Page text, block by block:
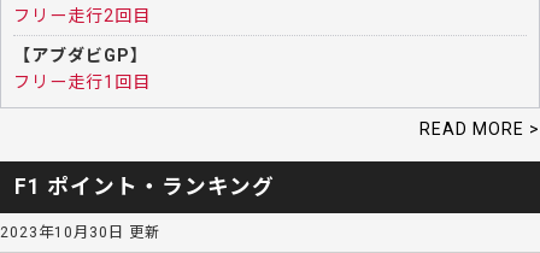
フリー走行2回目
【アブダビGP】
フリー走行1回目
READ MORE >
F1 ポイント・ランキング
2023年10月30日 更新